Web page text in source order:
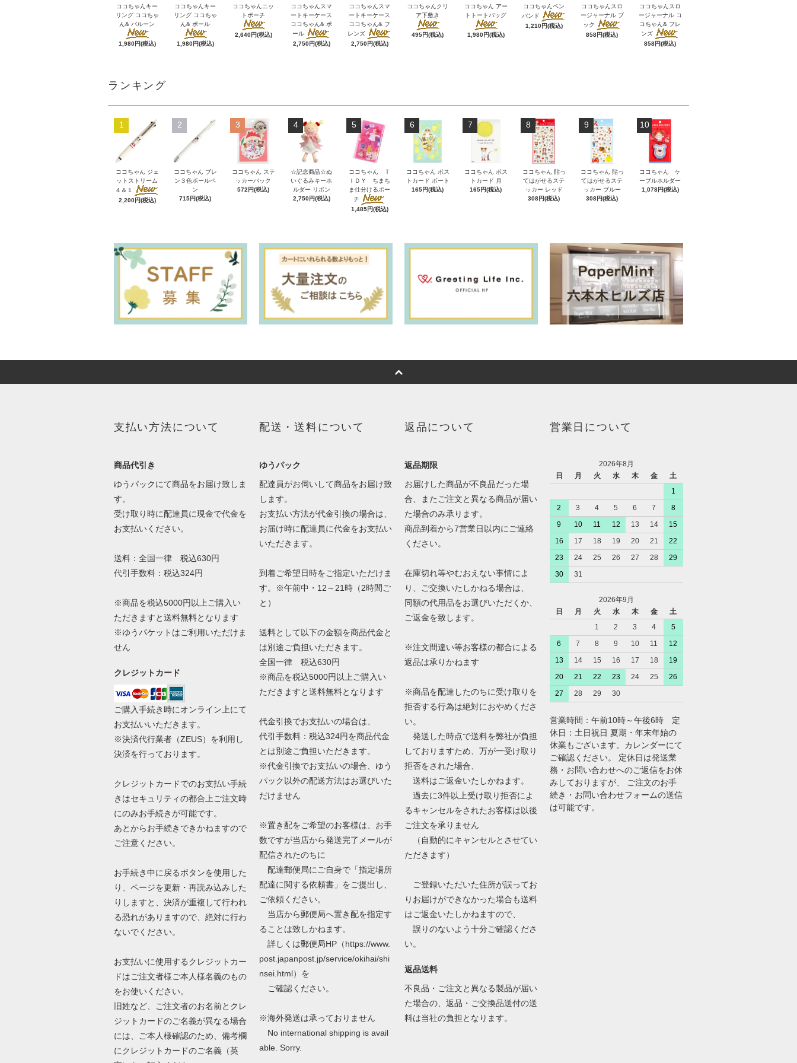
ココちゃんキー
リング ココちゃ
ん& バルーン
1,980円(税込)
ココちゃんキー
リング ココちゃ
ん& ポール
1,980円(税込)
ココちゃんニッ
トポーチ
2,640円(税込)
ココちゃんスマ
ートキーケース
ココちゃん& ポ
ール
2,750円(税込)
ココちゃんスマ
ートキーケース
ココちゃん& フ
レンズ
2,750円(税込)
ココちゃんクリ
ア下敷き
495円(税込)
ココちゃん アー
トトートバッグ
1,980円(税込)
ココちゃんペン
バンド
1,210円(税込)
ココちゃんスロ
ージャーナル ブ
ック
858円(税込)
ココちゃんスロ
ージャーナル コ
コちゃん& フレ
ンズ
858円(税込)
ランキング
1
ココちゃん ジェ
ットストリーム
４＆１
2,200円(税込)
2
ココちゃん ブレ
ン３色ボールペ
ン
715円(税込)
3
ココちゃん ステ
ッカーパック
572円(税込)
4
☆記念商品☆ぬ
いぐるみキーホ
ルダー リボン
2,750円(税込)
5
ココちゃん Ｔ
ＩＤＹ ちまち
ま仕分けるポー
チ
1,485円(税込)
6
ココちゃん ポス
トカード ボート
165円(税込)
7
ココちゃん ポス
トカード 月
165円(税込)
8
ココちゃん 貼っ
てはがせるステ
ッカー レッド
308円(税込)
9
ココちゃん 貼っ
てはがせるステ
ッカー ブルー
308円(税込)
10
ココちゃん ケ
ーブルホルダー
1,078円(税込)
支払い方法について
商品代引き
ゆうパックにて商品をお届け致しま
す。
受け取り時に配達員に現金で代金を
お支払いください。
送料：全国一律 税込630円
代引手数料：税込324円
※商品を税込5000円以上ご購入い
ただきますと送料無料となります
※ゆうパケットはご利用いただけま
せん
クレジットカード
ご購入手続き時にオンライン上にて
お支払いいただきます。
※決済代行業者（ZEUS）を利用し
決済を行っております。
クレジットカードでのお支払い手続
きはセキュリティの都合上ご注文時
にのみお手続きが可能です。
あとからお手続きできかねますので
ご注意ください。
お手続き中に戻るボタンを使用した
り、ページを更新・再読み込みした
りしますと、決済が重複して行われ
る恐れがありますので、絶対に行わ
ないでください。
お支払いに使用するクレジットカー
ドはご注文者様ご本人様名義のもの
をお使いください。
旧姓など、ご注文者のお名前とクレ
ジットカードのご名義が異なる場合
には、ご本人様確認のため、備考欄
にクレジットカードのご名義（英
配送・送料について
ゆうパック
配達員がお伺いして商品をお届け致
します。
お支払い方法が代金引換の場合は、
お届け時に配達員に代金をお支払い
いただきます。
到着ご希望日時をご指定いただけま
す。※午前中・12～21時（2時間ご
と）
送料として以下の金額を商品代金と
は別途ご負担いただきます。
全国一律 税込630円
※商品を税込5000円以上ご購入い
ただきますと送料無料となります
代金引換でお支払いの場合は、
代引手数料：税込324円を商品代金
とは別途ご負担いただきます。
※代金引換でお支払いの場合、ゆう
パック以外の配送方法はお選びいた
だけません
※置き配をご希望のお客様は、お手
数ですが当店から発送完了メールが
配信されたのちに
配達郵便局にご自身で「指定場所
配達に関する依頼書」をご提出し、
ご依頼ください。
当店から郵便局へ置き配を指定す
ることは致しかねます。
詳しくは郵便局HP（https://www.
post.japanpost.jp/service/okihai/shi
nsei.html）を
ご確認ください。
※海外発送は承っておりません
No international shipping is avail
able. Sorry.
返品について
返品期限
お届けした商品が不良品だった場
合、またご注文と異なる商品が届い
た場合のみ承ります。
商品到着から7営業日以内にご連絡
ください。
在庫切れ等やむおえない事情によ
り、ご交換いたしかねる場合は、
同額の代用品をお選びいただくか、
ご返金を致します。
※注文間違い等お客様の都合による
返品は承りかねます
※商品を配達したのちに受け取りを
拒否する行為は絶対におやめくださ
い。
発送した時点で送料を弊社が負担
しておりますため、万が一受け取り
拒否をされた場合、
送料はご返金いたしかねます。
過去に3件以上受け取り拒否によ
るキャンセルをされたお客様は以後
ご注文を承りません
（自動的にキャンセルとさせてい
ただきます）
ご登録いただいた住所が誤ってお
りお届けができなかった場合も送料
はご返金いたしかねますので、
誤りのないよう十分ご確認くださ
い。
返品送料
不良品・ご注文と異なる製品が届い
た場合の、返品・ご交換品送付の送
料は当社の負担となります。
営業日について
2026年8月
日
月 火 水 木 金
土
1
2
3 4 5 6 7
8
9
10 11 12 13 14
15
16
17 18 19 20 21
22
23
24 25 26 27 28
29
30
31
2026年9月
日
月 火 水 木 金
土
1
2 3 4
5
6
7 8 9 10 11
12
13
14 15 16 17 18
19
20
21 22 23 24 25
26
27
28 29 30
営業時間：午前10時～午後6時 定
休日：土日祝日 夏期・年末年始の
休業もございます。カレンダーにて
ご確認ください。 定休日は発送業
務・お問い合わせへのご返信をお休
みしておりますが、 ご注文のお手
続き・お問い合わせフォームの送信
は可能です。